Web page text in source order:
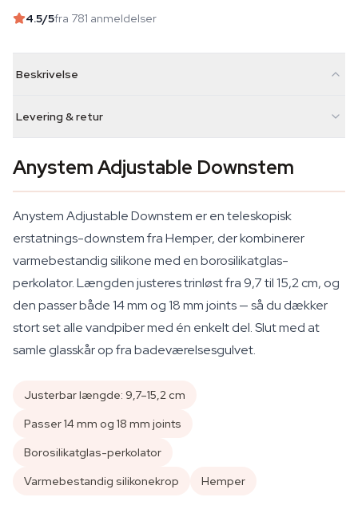
4.5/5fra 781 anmeldelser
Beskrivelse
Levering & retur
Anystem Adjustable Downstem
Anystem Adjustable Downstem er en teleskopisk
erstatnings-downstem fra Hemper, der kombinerer
varmebestandig silikone med en borosilikatglas-
perkolator. Længden justeres trinløst fra 9,7 til 15,2 cm, og
den passer både 14 mm og 18 mm joints — så du dækker
stort set alle vandpiber med én enkelt del. Slut med at
samle glasskår op fra badeværelsesgulvet.
Justerbar længde: 9,7–15,2 cm
Passer 14 mm og 18 mm joints
Borosilikatglas-perkolator
Varmebestandig silikonekrop
Hemper